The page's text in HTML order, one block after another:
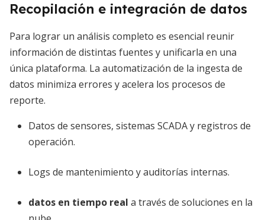
Recopilación e integración de datos
Para lograr un análisis completo es esencial reunir
información de distintas fuentes y unificarla en una
única plataforma. La automatización de la ingesta de
datos minimiza errores y acelera los procesos de
reporte.
Datos de sensores, sistemas SCADA y registros de
operación.
Logs de mantenimiento y auditorías internas.
datos en tiempo real a través de soluciones en la